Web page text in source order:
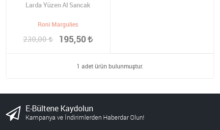
Larda Yüzen Al Sancak
Roni Margulies
230,00 195,50
1 adet ürün bulunmuştur.
E-Bültene Kaydolun
Kampanya ve İndirimlerden Haberdar Olun!